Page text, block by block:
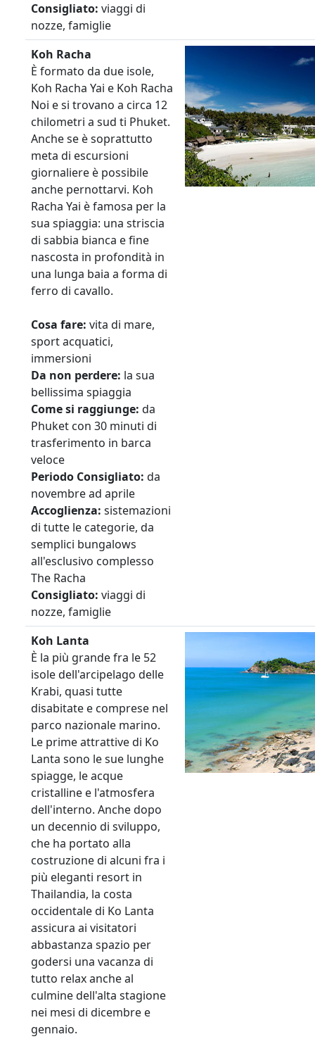
Consigliato: viaggi di
nozze, famiglie
Koh Racha
È formato da due isole,
Koh Racha Yai e Koh Racha
Noi e si trovano a circa 12
chilometri a sud ti Phuket.
Anche se è soprattutto
meta di escursioni
giornaliere è possibile
anche pernottarvi. Koh
Racha Yai è famosa per la
sua spiaggia: una striscia
di sabbia bianca e fine
nascosta in profondità in
una lunga baia a forma di
ferro di cavallo.
Cosa fare: vita di mare,
sport acquatici,
immersioni
Da non perdere: la sua
bellissima spiaggia
Come si raggiunge: da
Phuket con 30 minuti di
trasferimento in barca
veloce
Periodo Consigliato: da
novembre ad aprile
Accoglienza: sistemazioni
di tutte le categorie, da
semplici bungalows
all'esclusivo complesso
The Racha
Consigliato: viaggi di
nozze, famiglie
Koh Lanta
È la più grande fra le 52
isole dell'arcipelago delle
Krabi, quasi tutte
disabitate e comprese nel
parco nazionale marino.
Le prime attrattive di Ko
Lanta sono le sue lunghe
spiagge, le acque
cristalline e l'atmosfera
dell'interno. Anche dopo
un decennio di sviluppo,
che ha portato alla
costruzione di alcuni fra i
più eleganti resort in
Thailandia, la costa
occidentale di Ko Lanta
assicura ai visitatori
abbastanza spazio per
godersi una vacanza di
tutto relax anche al
culmine dell'alta stagione
nei mesi di dicembre e
gennaio.